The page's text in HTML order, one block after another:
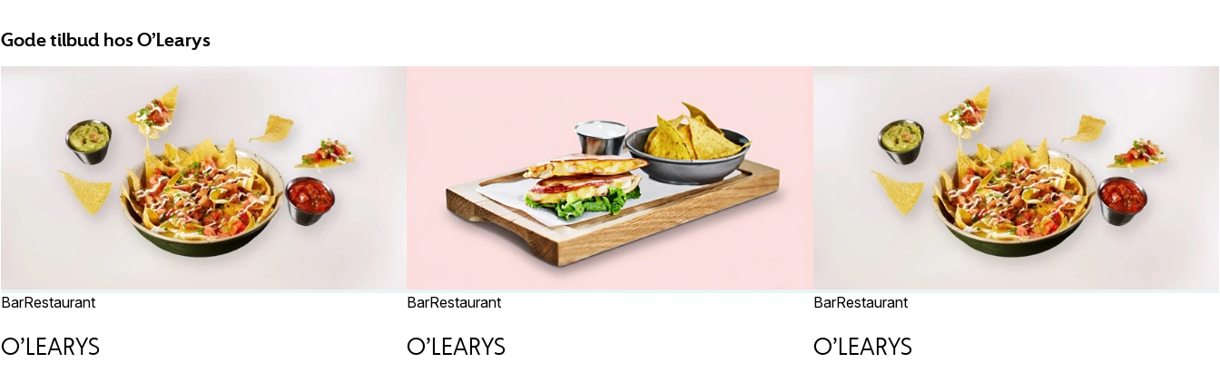
Gode tilbud hos O’Learys
BarRestaurant
O’LEARYS
BarRestaurant
O’LEARYS
BarRestaurant
O’LEARYS